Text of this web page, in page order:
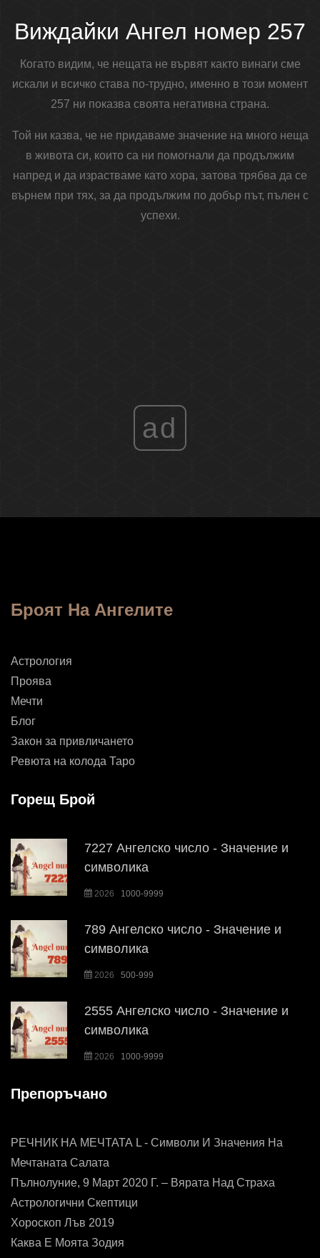
Виждайки Ангел номер 257
Когато видим, че нещата не вървят както винаги сме
искали и всичко става по-трудно, именно в този момент
257 ни показва своята негативна страна.
Той ни казва, че не придаваме значение на много неща
в живота си, които са ни помогнали да продължим
напред и да израстваме като хора, затова трябва да се
върнем при тях, за да продължим по добър път, пълен с
успехи.
ad
Броят На Ангелите
Астрология
Проява
Мечти
Блог
Закон за привличането
Ревюта на колода Таро
Горещ Брой
7227 Ангелско число - Значение и
символика
2026 1000-9999
789 Ангелско число - Значение и
символика
2026 500-999
2555 Ангелско число - Значение и
символика
2026 1000-9999
Препоръчано
РЕЧНИК НА МЕЧТАТА L - Символи И Значения На
Мечтаната Салата
Пълнолуние, 9 Март 2020 Г. – Вярата Над Страха
Астрологични Скептици
Хороскоп Лъв 2019
Каква Е Моята Зодия